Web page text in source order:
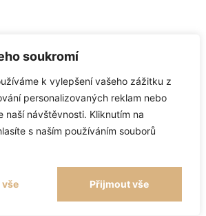
soukromí
k vylepšení vašeho zážitku z
personalizovaných reklam nebo
naší návštěvnosti. Kliknutím na
s naším používáním souborů
Přijmout vše